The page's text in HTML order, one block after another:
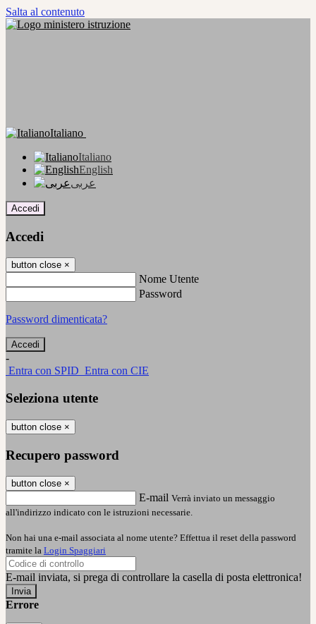
Salta al contenuto
Italiano
Italiano
English
عربى
Accedi
Accedi
button close ×
Nome Utente
Password
Password dimenticata?
-
Entra con SPID Entra con CIE
Seleziona utente
button close ×
Recupero password
button close ×
E-mail Verrà inviato un messaggio
all'indirizzo indicato con le istruzioni necessarie.
Non hai una e-mail associata al nome utente? Effettua il reset della password
tramite la Login Spaggiari
E-mail inviata, si prega di controllare la casella di posta elettronica!
Errore